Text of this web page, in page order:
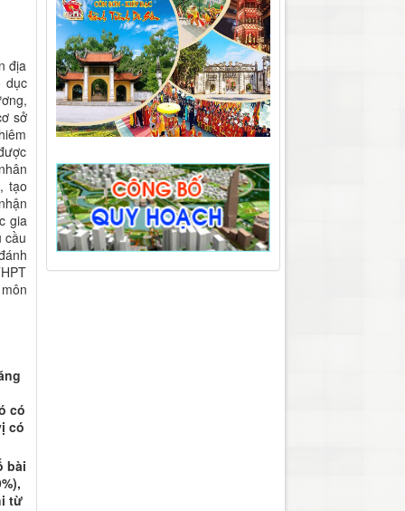
địa
dục
sở
tạo
gia
cầu
có
có
bài
từ